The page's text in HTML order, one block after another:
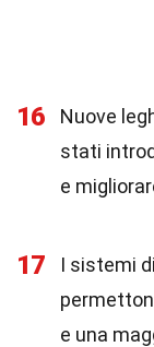
16
Nuove
stati
e
17
I sistemi
e una